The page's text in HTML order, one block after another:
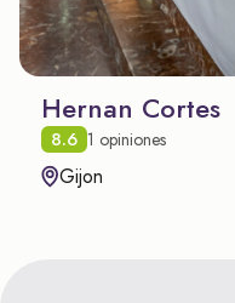
Hernan Cortes
8.6 1 opiniones
Gijon